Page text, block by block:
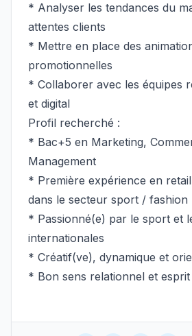
* Analyser les tendances du
attentes clients
* Mettre en place des
promotionnelles
* Collaborer avec les équipes
et digital
Profil recherché :
* Bac+5 en Marketing,
Management
* Première expérience en
dans le secteur sport / fashion
* Passionné(e) par le sport et
internationales
* Créatif(ve), dynamique et
* Bon sens relationnel et esprit